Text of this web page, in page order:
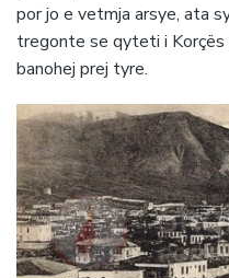
por jo e vetmja arsye, ata
tregonte se qyteti i Korçës
banohej prej tyre.